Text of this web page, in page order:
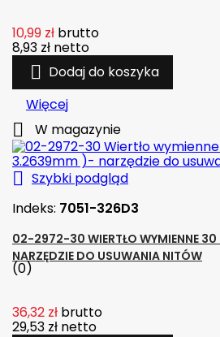
10,99 zł brutto
8,93 zł netto
 Dodaj do koszyka
Więcej
 W magazynie
 Szybki podgląd
Indeks: 7051-326D3
02-2972-30 WIERTŁO WYMIENNE
NARZĘDZIE DO USUWANIA NITÓW
(0)
36,32 zł brutto
29,53 zł netto